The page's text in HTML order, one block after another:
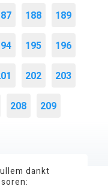
188 189
195 196
202 203
208 209
dankt